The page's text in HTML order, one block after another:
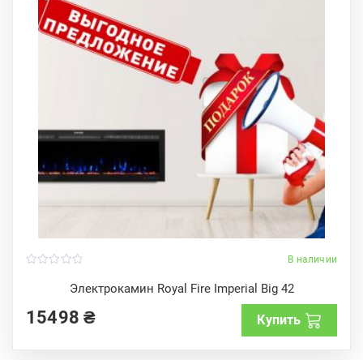
В наличии
Электрокамин Royal Fire Imperial Big 42
o
15498₴ Купить